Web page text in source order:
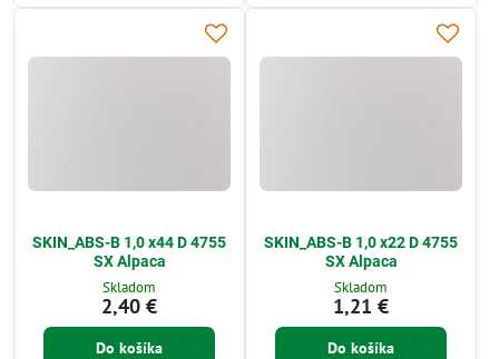
SKIN_ABS-B 1,0 x44 D 4755
SX Alpaca
Skladom
2,40 €
Do košíka
SKIN_ABS-B 1,0 x22 D 4755
SX Alpaca
Skladom
1,21 €
Do košíka